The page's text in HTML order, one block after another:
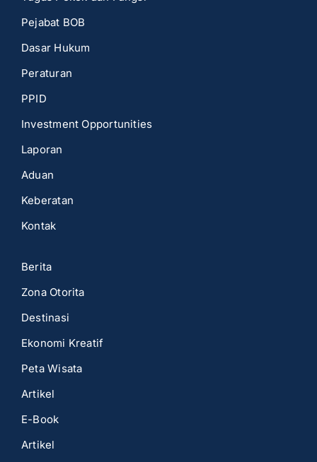
Pejabat BOB
Dasar Hukum
Peraturan
PPID
Investment Opportunities
Laporan
Aduan
Keberatan
Kontak
Berita
Zona Otorita
Destinasi
Ekonomi Kreatif
Peta Wisata
Artikel
E-Book
Artikel